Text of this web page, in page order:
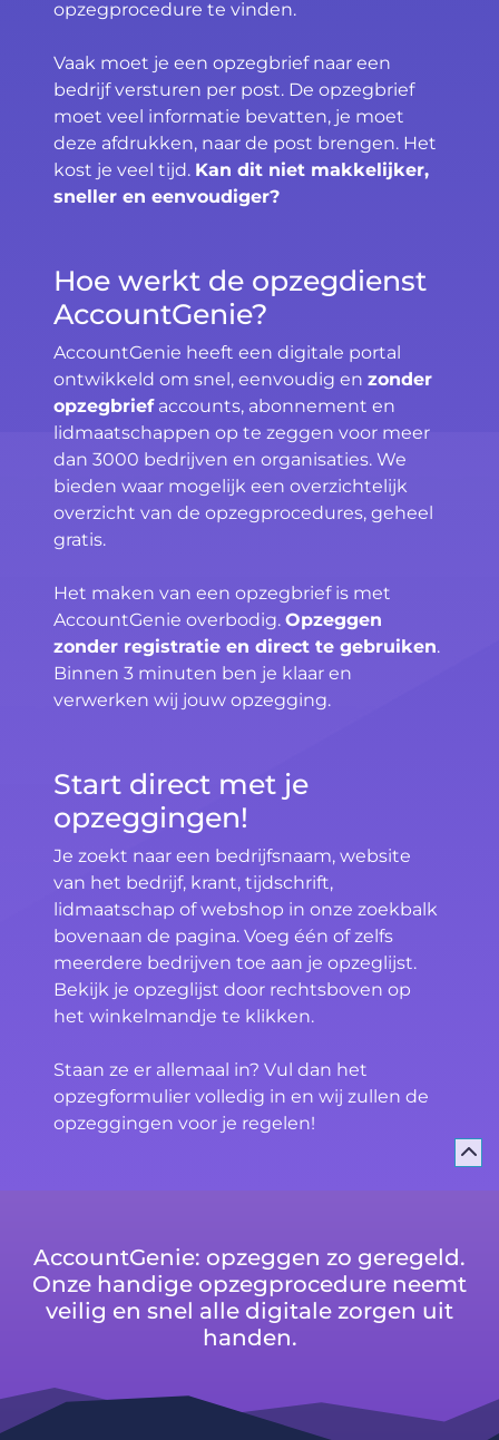
opzegprocedure te vinden.
Vaak moet je een opzegbrief naar een
bedrijf versturen per post. De opzegbrief
moet veel informatie bevatten, je moet
deze afdrukken, naar de post brengen. Het
kost je veel tijd. Kan dit niet makkelijker,
sneller en eenvoudiger?
Hoe werkt de opzegdienst
AccountGenie?
AccountGenie heeft een digitale portal
ontwikkeld om snel, eenvoudig en zonder
opzegbriefaccounts, abonnement en
lidmaatschappen op te zeggen voor meer
dan 3000 bedrijven en organisaties. We
bieden waar mogelijk een overzichtelijk
overzicht van de opzegprocedures, geheel
gratis.
Het maken van een opzegbrief is met
AccountGenie overbodig. Opzeggen
zonder registratie en direct te gebruiken.
Binnen 3 minuten ben je klaar en
verwerken wij jouw opzegging.
Start direct met je
opzeggingen!
Je zoekt naar een bedrijfsnaam, website
van het bedrijf, krant, tijdschrift,
lidmaatschap of webshop in onze zoekbalk
bovenaan de pagina. Voeg één of zelfs
meerdere bedrijven toe aan je opzeglijst.
Bekijk je opzeglijst door rechtsboven op
het winkelmandje te klikken.
Staan ze er allemaal in? Vul dan het
opzegformulier volledig in en wij zullen de
opzeggingen voor je regelen!
AccountGenie: opzeggen zo geregeld.
Onze handige opzegprocedure neemt
veilig en snel alle digitale zorgen uit
handen.